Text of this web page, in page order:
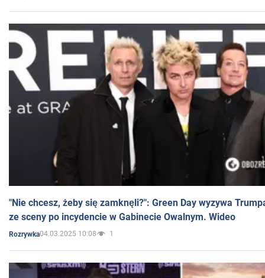
"Nie chcesz, żeby się zamknęli?": Green Day wyzywa
ze sceny po incydencie w Gabinecie Owalnym. Wideo
Rozrywka04.03.2025 10:08 1